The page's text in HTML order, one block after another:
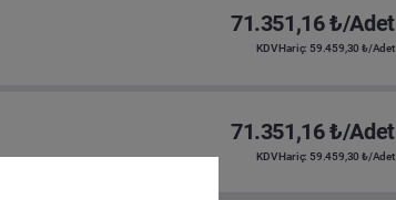
71.351,16 ₺/Adet
KDV Hariç: 59.459,30 ₺/Adet
71.351,16 ₺/Adet
KDV Hariç: 59.459,30 ₺/Adet